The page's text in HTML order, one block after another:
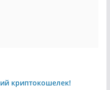
криптокошелек!